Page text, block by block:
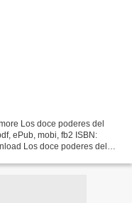
Los doce poderes del
ePub, mobi, fb2 ISBN:
Los doce poderes del